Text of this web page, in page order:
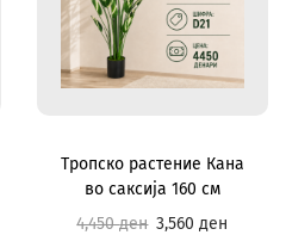
Тропско растение Кана
во саксија 160 см
4,450ден 3,560ден